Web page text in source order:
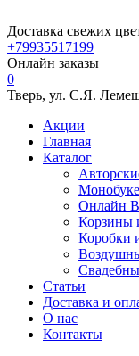
Доставка свежих
+79935517199
Онлайн заказы
0
Тверь, ул. С.Я.
Акции
Главная
Каталог
Онлайн
Корзины
Коробки
Статьи
Доставка и
О нас
Контакты